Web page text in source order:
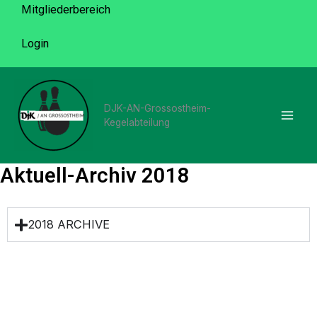
Zum
springen
Mitgliederbereich
Login
DJK-AN-Grossostheim-
Kegelabteilung
Aktuell-Archiv 2018
2018 ARCHIVE